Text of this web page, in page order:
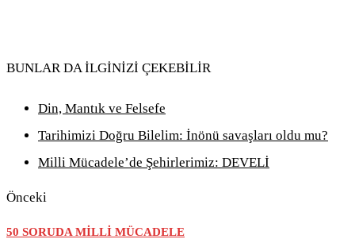
BUNLAR DA İLGİNİZİ ÇEKEBİLİR
Din, Mantık ve Felsefe
Tarihimizi Doğru Bilelim: İnönü savaşları oldu mu?
Milli Mücadele’de Şehirlerimiz: DEVELİ
Önceki
50 SORUDA MİLLİ MÜCADELE